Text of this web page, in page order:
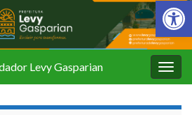
Barra de
Levy Gasparian